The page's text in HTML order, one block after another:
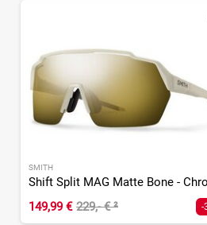
SMITH
149,99 € 229,- €² -